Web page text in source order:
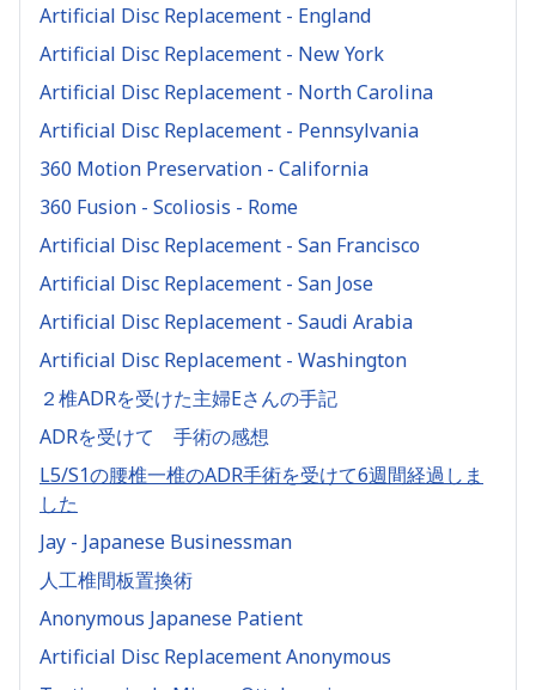
Artificial Disc Replacement - England
Artificial Disc Replacement - New York
Artificial Disc Replacement - North Carolina
Artificial Disc Replacement - Pennsylvania
360 Motion Preservation - California
360 Fusion - Scoliosis - Rome
Artificial Disc Replacement - San Francisco
Artificial Disc Replacement - San Jose
Artificial Disc Replacement - Saudi Arabia
Artificial Disc Replacement - Washington
２椎ADRを受けた主婦Eさんの手記
ADRを受けて 手術の感想
L5/S1の腰椎一椎のADR手術を受けて6週間経過しま
した
Jay - Japanese Businessman
人工椎間板置換術
Anonymous Japanese Patient
Artificial Disc Replacement Anonymous